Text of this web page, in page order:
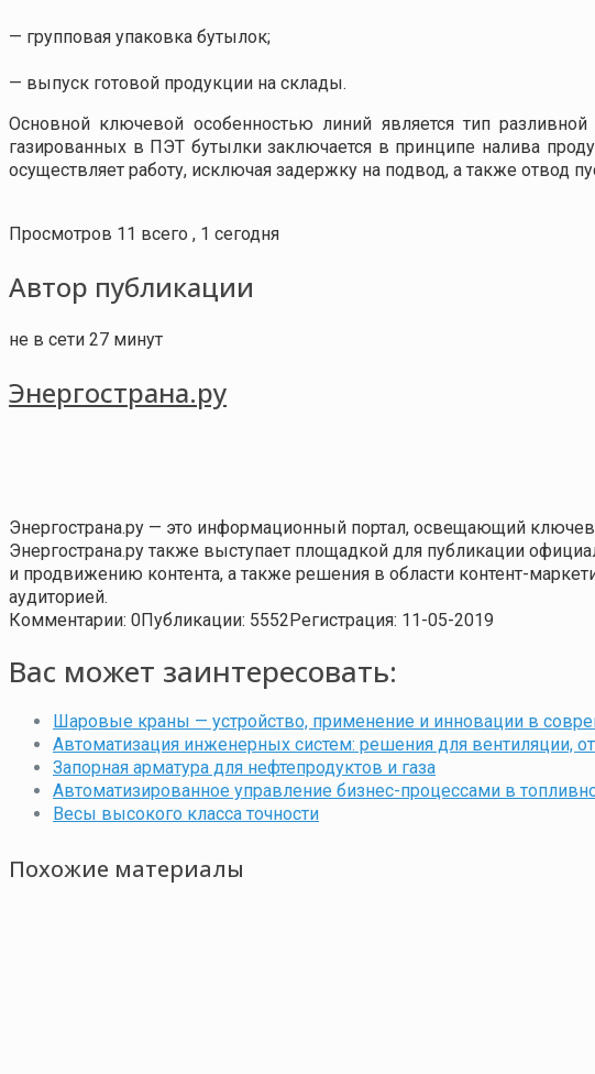
— групповая упаковка бутылок;
— выпуск готовой продукции на склады.
Основной ключевой особенностью линий является тип
газированных в ПЭТ бутылки заключается в принципе налива
осуществляет работу, исключая задержку на подвод, а также отвод
Просмотров 11 всего , 1 сегодня
Автор публикации
не в сети 27 минут
Энергострана.ру
Энергострана.ру — это информационный портал, освещающий
Энергострана.ру также выступает площадкой для публикации
и продвижению контента, а также решения в области контент-
аудиторией.
Комментарии: 0Публикации: 5552 Регистрация: 11-05-2019
Вас может заинтересовать:
Шаровые краны — устройство, применение и инновации в
Автоматизация инженерных систем: решения для вентиляции,
Запорная арматура для нефтепродуктов и газа
Автоматизированное управление бизнес-процессами в
Весы высокого класса точности
Похожие материалы